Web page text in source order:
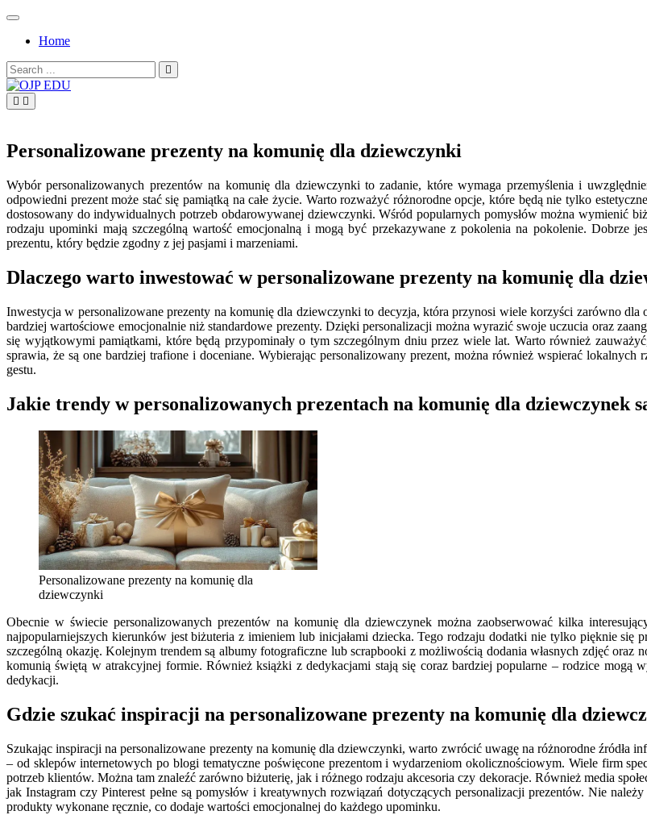
Skip
contentHome
Search
for:
Personalizowane prezenty na komunię dla dziewczynki
Wybór personalizowanych prezentów na komunię dla dziewczynki to zadanie, które wymaga przemyślenia i
odpowiedni prezent może stać się pamiątką na całe życie. Warto rozważyć różnorodne opcje, które będą nie tylko
dostosowany do indywidualnych potrzeb obdarowywanej dziewczynki. Wśród popularnych pomysłów można wymienić
rodzaju upominki mają szczególną wartość emocjonalną i mogą być przekazywane z pokolenia na pokolenie.
prezentu, który będzie zgodny z jej pasjami i marzeniami.
Dlaczego warto inwestować w personalizowane prezenty na komunię dla
Inwestycja w personalizowane prezenty na komunię dla dziewczynki to decyzja, która przynosi wiele korzyści zarówno
bardziej wartościowe emocjonalnie niż standardowe prezenty. Dzięki personalizacji można wyrazić swoje uczucia oraz
się wyjątkowymi pamiątkami, które będą przypominały o tym szczególnym dniu przez wiele lat. Warto również
sprawia, że są one bardziej trafione i doceniane. Wybierając personalizowany prezent, można również wspierać
gestu.
Jakie trendy w personalizowanych prezentach na komunię dla dziewczynek
Personalizowane prezenty na komunię dla
dziewczynki
Obecnie w świecie personalizowanych prezentów na komunię dla dziewczynek można zaobserwować kilka
najpopularniejszych kierunków jest biżuteria z imieniem lub inicjałami dziecka. Tego rodzaju dodatki nie tylko pięknie się
szczególną okazję. Kolejnym trendem są albumy fotograficzne lub scrapbooki z możliwością dodania własnych zdjęć
komunią świętą w atrakcyjnej formie. Również książki z dedykacjami stają się coraz bardziej popularne – rodzice
dedykacji.
Gdzie szukać inspiracji na personalizowane prezenty na komunię dla
Szukając inspiracji na personalizowane prezenty na komunię dla dziewczynki, warto zwrócić uwagę na różnorodne
– od sklepów internetowych po blogi tematyczne poświęcone prezentom i wydarzeniom okolicznościowym. Wiele firm
potrzeb klientów. Można tam znaleźć zarówno biżuterię, jak i różnego rodzaju akcesoria czy dekoracje. Również media
jak Instagram czy Pinterest pełne są pomysłów i kreatywnych rozwiązań dotyczących personalizacji prezentów. Nie
produkty wykonane ręcznie, co dodaje wartości emocjonalnej do każdego upominku.